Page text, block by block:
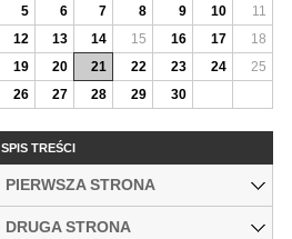
5
6 7 8 9 10
11
12
13 14 15 16 17
18
19
20 21 22 23 24
25
26
27 28 29 30
SPIS TREŚCI
PIERWSZA STRONA
DRUGA STRONA